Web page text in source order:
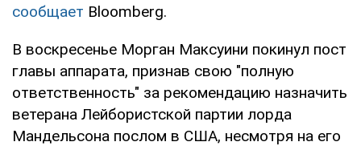
сообщает Bloomberg.
В воскресенье Морган Максуини покинул пост
главы аппарата, признав свою "полную
ответственность" за рекомендацию назначить
ветерана Лейбористской партии лорда
Мандельсона послом в США, несмотря на его